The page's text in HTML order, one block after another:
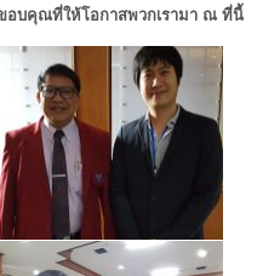
อบคุณที่ให้โอกาสพวกเรามา ณ ที่นี้